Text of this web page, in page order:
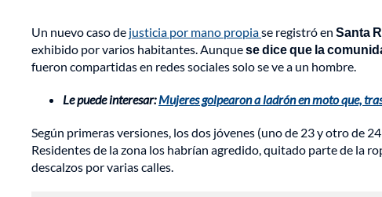
Un nuevo caso de justicia por mano propiase registró en Santa
exhibido por varios habitantes. Aunquese dice que la
fueron compartidas en redes sociales solo se ve a un hombre.
Le puede interesar:Mujeres golpearon a ladrón en moto que,
Según primeras versiones, los dos jóvenes (uno de 23 y otro de
Residentes de la zona los habrían agredido, quitado parte de la
descalzos por varias calles.